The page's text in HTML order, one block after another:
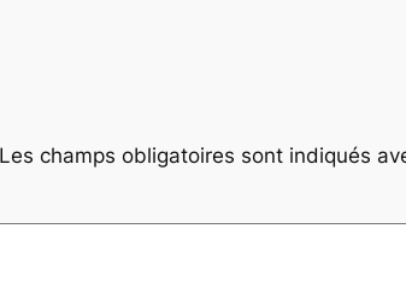
Les champs obligatoires sont indiqués